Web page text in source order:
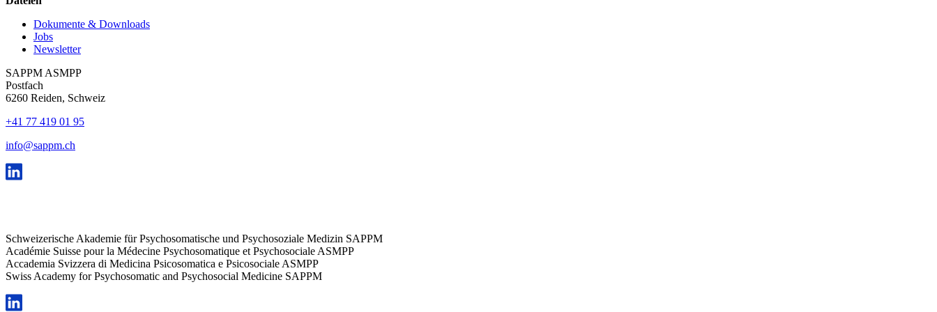
Dokumente & Downloads
Jobs
Newsletter
SAPPM ASMPP
Postfach
6260 Reiden, Schweiz
+41 77 419 01 95
info@sappm.ch
Schweizerische Akademie für Psychosomatische und Psychosoziale Medizin SAPPM
Académie Suisse pour la Médecine Psychosomatique et Psychosociale ASMPP
Accademia Svizzera di Medicina Psicosomatica e Psicosociale ASMPP
Swiss Academy for Psychosomatic and Psychosocial Medicine SAPPM